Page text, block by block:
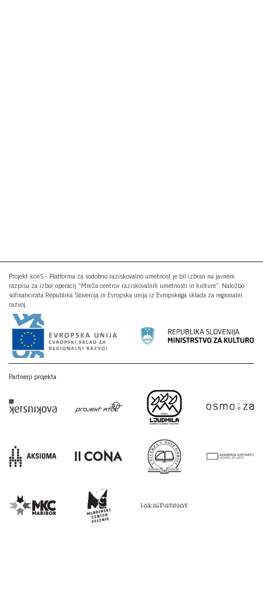
Projekt konS - Platforma za sodobno raziskovalno umetnost je bil izbran na javnem
razpisu za izbor operacij “Mreža centrov raziskovalnih umetnosti in kulture”. Naložbo
sofinancirata Republika Slovenija in Evropska unija iz Evropskega sklada za regionalni
razvoj.
Partnerji projekta